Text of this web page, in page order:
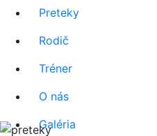
Preteky
Rodič
Tréner
O nás
Galéria